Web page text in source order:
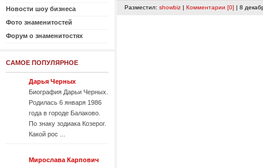
Новости шоу бизнеса
Фото знаменитостей
Форум о знаменитостях
САМОЕ ПОПУЛЯРНОЕ
Дарья Черных
Биография Дарьи Черных.
Родилась 6 января 1986
года в городе Балаково.
По знаку зодиака Козерог.
Какой рос ...
Мирослава Карпович
Разместил: showbiz | Комментарии [0] | 8